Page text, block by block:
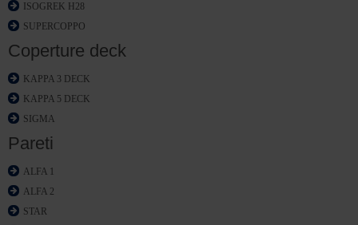
ISOGREK H28
SUPERCOPPO
Coperture deck
KAPPA 3 DECK
KAPPA 5 DECK
SIGMA
Pareti
ALFA 1
ALFA 2
STAR